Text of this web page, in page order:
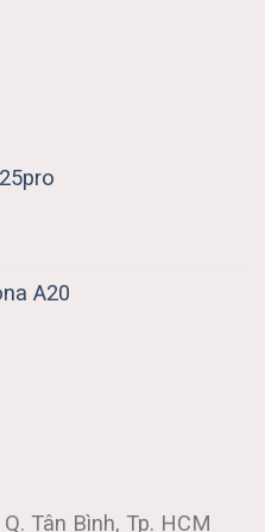
A20
Tân Bình, Tp. HCM